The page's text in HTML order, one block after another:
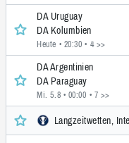
DA Uruguay
DA Kolumbien
Heute • 20:30 • 4 >>
DA Argentinien
DA Paraguay
Mi. 5.8 • 00:00 • 7 >>
Langzeitwetten,